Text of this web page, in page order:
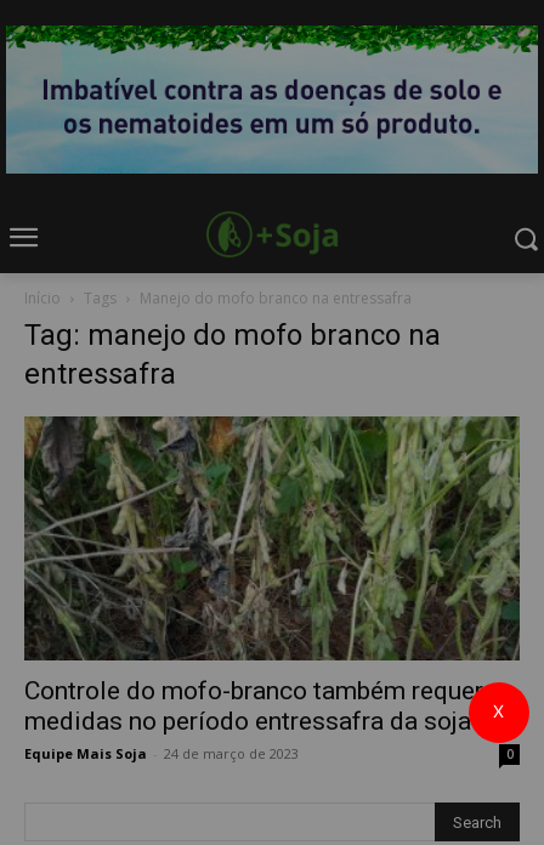
Início Tags Manejo do mofo branco na entressafra
Tag: manejo do mofo branco na
entressafra
Controle do mofo-branco também requer
medidas no período entressafra da soja
Equipe Mais Soja 24 de março de 2023 0
X